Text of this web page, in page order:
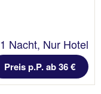
1 Nacht, Nur Hotel
Preis p.P. ab 36 €